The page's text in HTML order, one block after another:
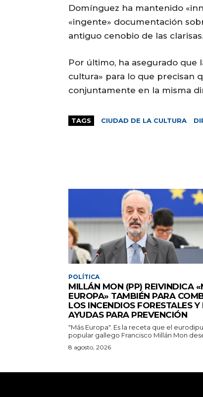
Domínguez ha mantenido
«ingente» documentación
antiguo cenobio de las clarisas.
Por último, ha asegurado que
cultura» para lo que precisan
conjuntamente en la misma
TAGS CIUDAD DE LA CULTURA
POLÍTICA
MILLÁN MON (PP) REIVINDICA
EUROPA» TAMBIÉN PARA
LOS INCENDIOS FORESTALES Y
AYUDAS PARA PREVENCIÓN
"Más Europa". Es la receta que el
popular gallego Francisco Millán Mon
8 agosto, 2026